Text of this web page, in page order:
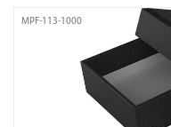
MPF-113-1000